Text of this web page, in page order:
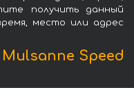
получить данный
место или адрес
Speed